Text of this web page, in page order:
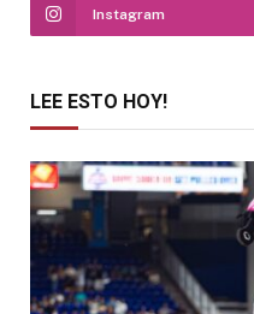
Instagram
LEE ESTO HOY!